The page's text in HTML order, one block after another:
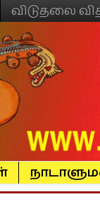
விடுதலை